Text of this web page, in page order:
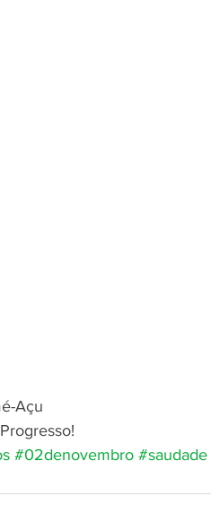
Açu
#02denovembro #saudade